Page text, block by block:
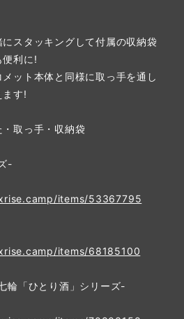
スタッキングして付属の収納袋
便利に!
ット本体と同様に取っ手を通し
ます!
取っ手・収納袋
-
items/53367795
items/68185100
輪「ひとり酒」シリーズ-